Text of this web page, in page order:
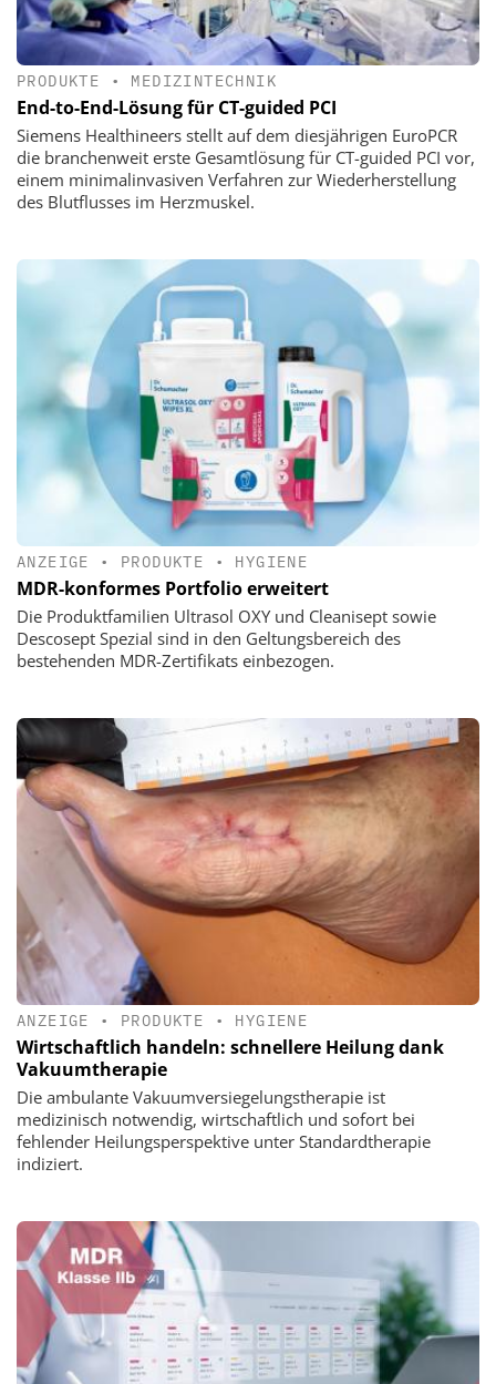
PRODUKTE • MEDIZINTECHNIK
End-to-End-Lösung für CT-guided PCI
Siemens Healthineers stellt auf dem diesjährigen EuroPCR
die branchenweit erste Gesamtlösung für CT-guided PCI vor,
einem minimalinvasiven Verfahren zur Wiederherstellung
des Blutflusses im Herzmuskel.
ANZEIGE • PRODUKTE • HYGIENE
MDR-konformes Portfolio erweitert
Die Produktfamilien Ultrasol OXY und Cleanisept sowie
Descosept Spezial sind in den Geltungsbereich des
bestehenden MDR-Zertifikats einbezogen.
ANZEIGE • PRODUKTE • HYGIENE
Wirtschaftlich handeln: schnellere Heilung dank
Vakuumtherapie
Die ambulante Vakuumversiegelungstherapie ist
medizinisch notwendig, wirtschaftlich und sofort bei
fehlender Heilungsperspektive unter Standardtherapie
indiziert.